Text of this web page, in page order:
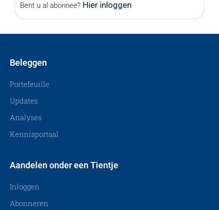
Bent u al abonnee? Hier inloggen
Beleggen
Portefeuille
Updates
Analyses
Kennisportaal
Aandelen onder een Tientje
Inloggen
Abonneren